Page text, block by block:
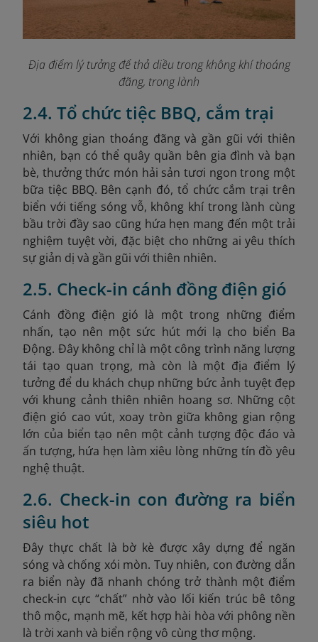
Địa điểm lý tưởng để thả diều trong không khí thoáng
đãng, trong lành
2.4. Tổ chức tiệc BBQ, cắm trại
Với không gian thoáng đãng và gần gũi với thiên
nhiên, bạn có thể quây quần bên gia đình và bạn
bè, thưởng thức món hải sản tươi ngon trong một
bữa tiệc BBQ. Bên cạnh đó, tổ chức cắm trại trên
biển với tiếng sóng vỗ, không khí trong lành cùng
bầu trời đầy sao cũng hứa hẹn mang đến một trải
nghiệm tuyệt vời, đặc biệt cho những ai yêu thích
sự giản dị và gần gũi với thiên nhiên.
2.5. Check-in cánh đồng điện gió
Cánh đồng điện gió là một trong những điểm
nhấn, tạo nên một sức hút mới lạ cho biển Ba
Động. Đây không chỉ là một công trình năng lượng
tái tạo quan trọng, mà còn là một địa điểm lý
tưởng để du khách chụp những bức ảnh tuyệt đẹp
với khung cảnh thiên nhiên hoang sơ. Những cột
điện gió cao vút, xoay tròn giữa không gian rộng
lớn của biển tạo nên một cảnh tượng độc đáo và
ấn tượng, hứa hẹn làm xiêu lòng những tín đồ yêu
nghệ thuật.
2.6. Check-in con đường ra biển
siêu hot
Đây thực chất là bờ kè được xây dựng để ngăn
sóng và chống xói mòn. Tuy nhiên, con đường dẫn
ra biển này đã nhanh chóng trở thành một điểm
check-in cực “chất” nhờ vào lối kiến trúc bê tông
thô mộc, mạnh mẽ, kết hợp hài hòa với phông nền
là trời xanh và biển rộng vô cùng thơ mộng.